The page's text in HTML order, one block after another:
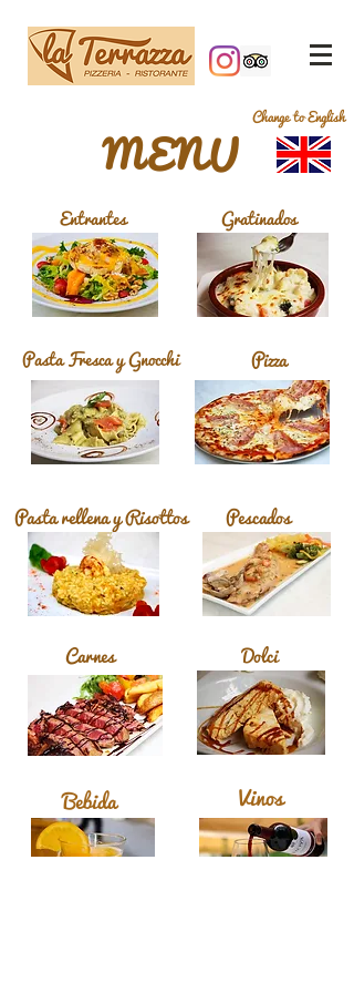
Change to English
MENU
Entrantes
Pasta Fresca y Gnocchi
Gratinados
Pizza
Pasta rellena y Risottos Pescados
Carnes
Bebida
Dolci
Vinos